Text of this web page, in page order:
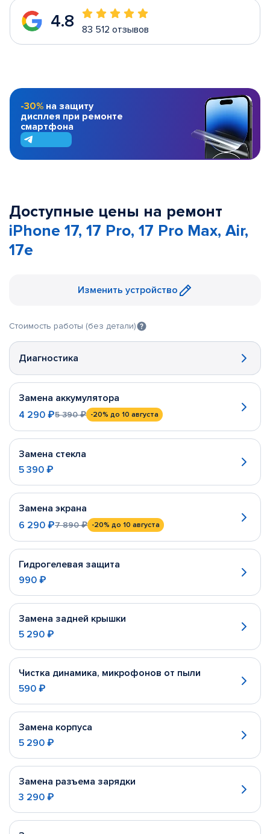
4.8 83 512 отзывов
-30% на защиту
дисплея при ремонте
смартфона
Доступные цены на ремонт
iPhone 17, 17 Pro, 17 Pro Max, Air,
17e
Изменить устройство
Стоимость работы (без детали)
Диагностика
Замена аккумулятора
4 290 ₽5 390 ₽ -20% до 10 августа
Замена стекла
5 390 ₽
Замена экрана
6 290 ₽7 890 ₽ -20% до 10 августа
Гидрогелевая защита
990 ₽
Замена задней крышки
5 290 ₽
Чистка динамика, микрофонов от пыли
590 ₽
Замена корпуса
5 290 ₽
Замена разъема зарядки
3 290 ₽